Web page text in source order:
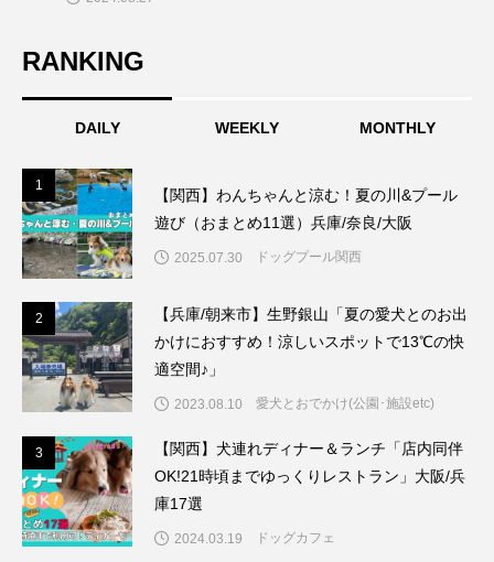
う〜🎵」
RANKING
DAILY WEEKLY MONTHLY
1
【関西】わんちゃんと涼む！夏の川&プール
遊び（おまとめ11選）兵庫/奈良/大阪
2025.07.30 ドッグプール関西
2
【兵庫/朝来市】生野銀山「夏の愛犬とのお出
かけにおすすめ！涼しいスポットで13℃の快
適空間♪」
2023.08.10 愛犬とおでかけ(公園･施設etc)
3
【関西】犬連れディナー＆ランチ「店内同伴
OK!21時頃までゆっくりレストラン」大阪/兵
庫17選
2024.03.19 ドッグカフェ